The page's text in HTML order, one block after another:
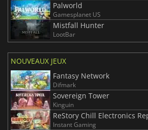
Palworld
Gamesplanet US
Mistfall Hunter
LootBar
NOUVEAUX JEUX
Fantasy Network
Difmark
Sovereign Tower
Kinguin
ReStory Chill Electronics
Instant Gaming